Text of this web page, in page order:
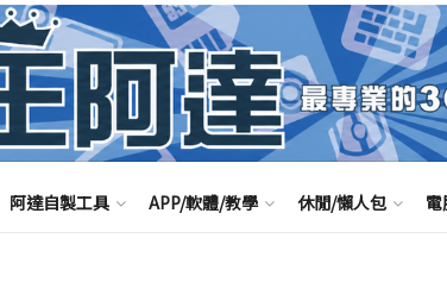
阿達自製工具 APP/軟體/教學 休閒/懶人包